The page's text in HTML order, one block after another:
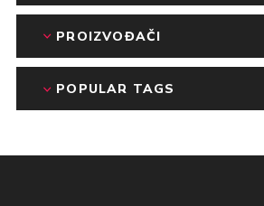
PROIZVOĐAČI
POPULAR TAGS